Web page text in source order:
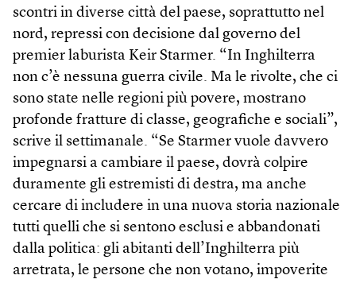
scontri in diverse città del paese, soprattutto nel
nord, repressi con decisione dal governo del
premier laburista Keir Starmer. “In Inghilterra
non c’è nessuna guerra civile. Ma le rivolte, che ci
sono state nelle regioni più povere, mostrano
profonde fratture di classe, geografiche e sociali”,
scrive il settimanale. “Se Starmer vuole davvero
impegnarsi a cambiare il paese, dovrà colpire
duramente gli estremisti di destra, ma anche
cercare di includere in una nuova storia nazionale
tutti quelli che si sentono esclusi e abbandonati
dalla politica: gli abitanti dell’Inghilterra più
arretrata, le persone che non votano, impoverite